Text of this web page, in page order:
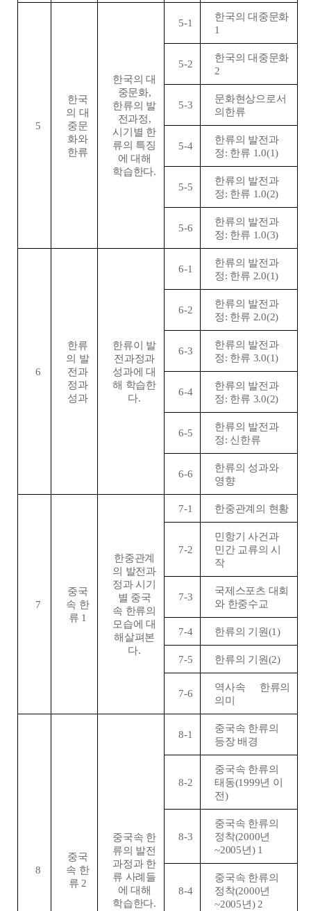
5
한국
의 대
중문
화와
한류
한국의 대
중문화,
한류의 발
전과정,
시기별 한
류의 특징
에 대해
학습한다.
5-1
한국의 대중문화
1
5-2
한국의 대중문화
2
5-3
문화현상으로서
의한류
5-4
한류의 발전과
정: 한류 1.0(1)
5-5
한류의 발전과
정: 한류 1.0(2)
5-6
한류의 발전과
정: 한류 1.0(3)
6
한류
의 발
전과
정과
성과
한류이 발
전과정과
성과에 대
해 학습한
다.
6-1
한류의 발전과
정: 한류 2.0(1)
6-2
한류의 발전과
정: 한류 2.0(2)
6-3
한류의 발전과
정: 한류 3.0(1)
6-4
한류의 발전과
정: 한류 3.0(2)
6-5
한류의 발전과
정: 신한류
6-6
한류의 성과와
영향
7
중국
속 한
류 1
한중관계
의 발전과
정과 시기
별 중국
속 한류의
모습에 대
해살펴본
다.
7-1 한중관계의 현황
7-2
민항기 사건과
민간 교류의 시
작
7-3
국제스포츠 대회
와 한중수교
7-4 한류의 기원(1)
7-5 한류의 기원(2)
7-6
역사속 한류의
의미
8
중국
속 한
류 2
중국속 한
류의 발전
과정과 한
류 사례들
에 대해
학습한다.
8-1
중국속 한류의
등장 배경
8-2
중국속 한류의
태동(1999년 이
전)
8-3
중국속 한류의
정착(2000년
~2005년) 1
8-4
중국속 한류의
정착(2000년
~2005년) 2